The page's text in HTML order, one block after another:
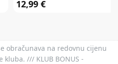
12,99 €
obračunava na redovnu cijenu
/// KLUB BONUS -